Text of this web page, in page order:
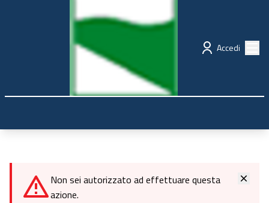
Regione Emilia-Romagna Partecipazione
Accedi
Non sei autorizzato ad effettuare questa
azione.